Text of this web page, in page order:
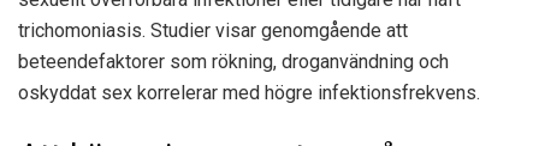
trichomoniasis. Studier visar genomgående att
beteendefaktorer som rökning, droganvändning och
oskyddat sex korrelerar med högre infektionsfrekvens.